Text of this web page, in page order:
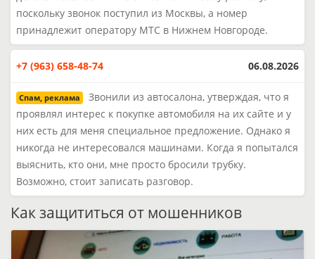
поскольку звонок поступил из Москвы, а номер
принадлежит оператору МТС в Нижнем Новгороде.
+7 (963) 658-48-74 06.08.2026
Спам, реклама
Звонили из автосалона, утверждая, что я
проявлял интерес к покупке автомобиля на их сайте и у
них есть для меня специальное предложение. Однако я
никогда не интересовался машинами. Когда я попытался
выяснить, кто они, мне просто бросили трубку.
Возможно, стоит записать разговор.
Как защититься от мошенников